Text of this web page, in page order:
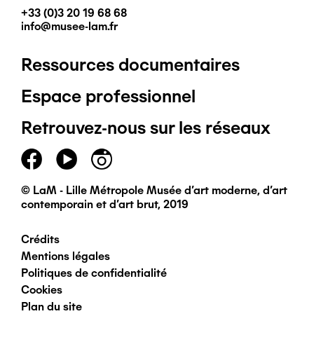
+33 (0)3 20 19 68 68
info@musee-lam.fr
Pied
de
page
principal
Ressources documentaires
Espace professionnel
Retrouvez-nous sur les réseaux
© LaM - Lille Métropole Musée d'art moderne, d'art
contemporain et d'art brut, 2019
Pied
de
page
Crédits
Mentions légales
Politiques de confidentialité
Cookies
Plan du site